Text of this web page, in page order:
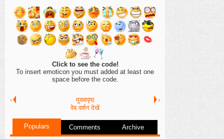
Click to see the code!
To insert emoticon you must added at least one
space before the code.
‹ ›
मुख्यपृष्ठ
वेब वर्शन देखें
Populars Comments Archive